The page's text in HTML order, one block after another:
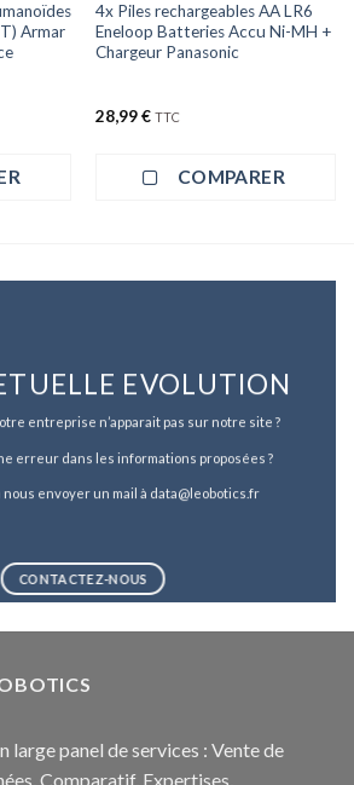
Armar
4x Piles rechargeables AA LR6
Eneloop Batteries Accu Ni-MH +
Chargeur Panasonic
28,99€ TTC
COMPARER
EVOLUTION
entreprise n’apparait pas sur notre site ?
erreur dans les informations proposées ?
nous envoyer un mail à data@leobotics.fr
CONTACTEZ-NOUS
large panel de services : Vente de
Comparatif, Expertises,